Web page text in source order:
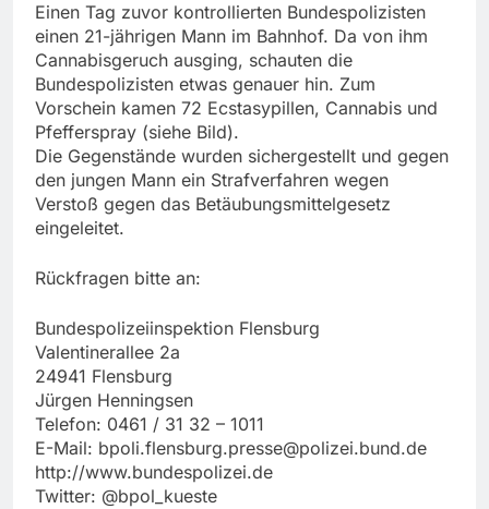
Einen Tag zuvor kontrollierten Bundespolizisten
einen 21-jährigen Mann im Bahnhof. Da von ihm
Cannabisgeruch ausging, schauten die
Bundespolizisten etwas genauer hin. Zum
Vorschein kamen 72 Ecstasypillen, Cannabis und
Pfefferspray (siehe Bild).
Die Gegenstände wurden sichergestellt und gegen
den jungen Mann ein Strafverfahren wegen
Verstoß gegen das Betäubungsmittelgesetz
eingeleitet.
Rückfragen bitte an:
Bundespolizeiinspektion Flensburg
Valentinerallee 2a
24941 Flensburg
Jürgen Henningsen
Telefon: 0461 / 31 32 – 1011
E-Mail: bpoli.flensburg.presse@polizei.bund.de
http://www.bundespolizei.de
Twitter: @bpol_kueste